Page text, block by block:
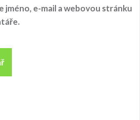
jméno, e-mail a webovou stránku